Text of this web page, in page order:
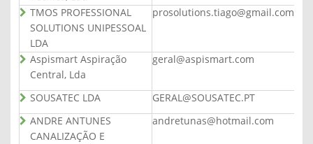
TMOS PROFESSIONAL
SOLUTIONS UNIPESSOAL
LDA
prosolutions.tiago@gmail.com
Aspismart Aspiração
Central, Lda
geral@aspismart.com
SOUSATEC LDA
GERAL@SOUSATEC.PT
ANDRE ANTUNES
CANALIZAÇÃO E
andretunas@hotmail.com